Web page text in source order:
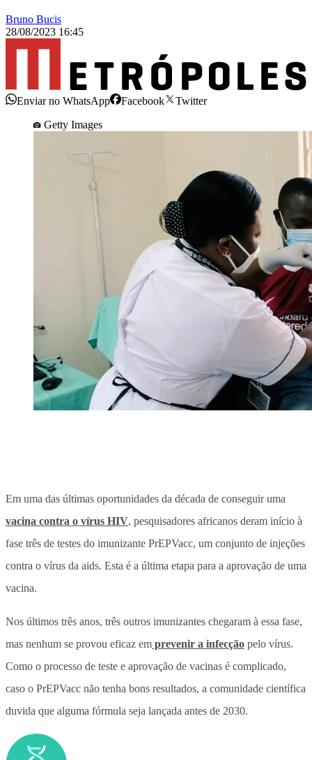
Bruno Bucis
28/08/2023 16:45
Enviar no WhatsApp Facebook
Twitter
Getty Images
Em uma das últimas oportunidades da década de conseguir uma
vacina contra o vírus HIV, pesquisadores africanos deram início à
fase três de testes do imunizante PrEPVacc, um conjunto de injeções
contra o vírus da aids. Esta é a última etapa para a aprovação de uma
vacina.
Nos últimos três anos, três outros imunizantes chegaram à essa fase,
mas nenhum se provou eficaz em prevenir a infecção pelo vírus.
Como o processo de teste e aprovação de vacinas é complicado,
caso o PrEPVacc não tenha bons resultados, a comunidade científica
duvida que alguma fórmula seja lançada antes de 2030.